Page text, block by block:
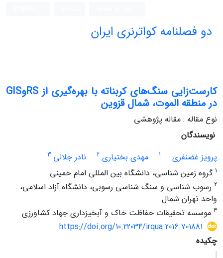
دو فصلنامه کواترنری ایران
کارست‌زایی سنگ‌های کربناته با بهره‌گیری از RSوGIS
در منطقه الموت، شمال قزوین
نوع مقاله : مقاله پژوهشی
نویسندگان
پرویز غضنفری
1 مهدی بختیاری 2 نادر جلالی 3
1 گروه زمین شناسی، دانشگاه بین المللی امام خمینی
2 رسوب شناسی و سنگ شناسی رسوبی، دانشگاه آزاد اسلامی،
واحد تهران شمال
3 موسسه تحقیقات حفاظت خاک و آبخیزداری جهاد کشاورزی
https://doi.org/10.22034/irqua.2016.701881
چکیده